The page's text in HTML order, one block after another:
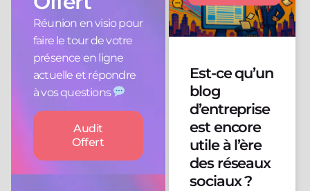
Réunion en visio pour
faire le tour de votre
présence en ligne
actuelle et répondre
à vos questions
Audit
Offert
Est-ce qu’un
blog
d’entreprise
est encore
utile à l’ère
des réseaux
sociaux ?